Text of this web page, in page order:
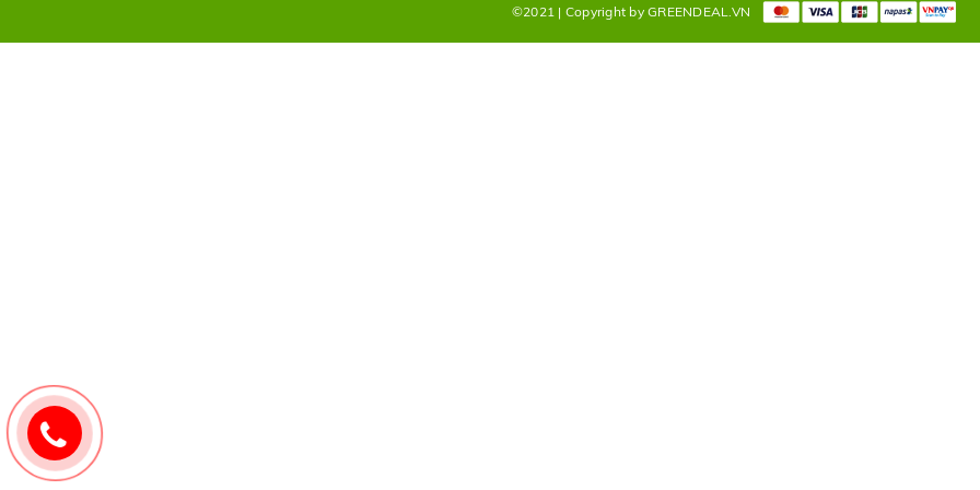
và một phần hạt bụi mịn lơ lửng, do đó cần đặt ở vị trí cuối cùng của hệ thống lọc nước. Khi lưu lượng nước bị giảm do
©2021 | Copyright by GREENDEAL.VN
0907171571